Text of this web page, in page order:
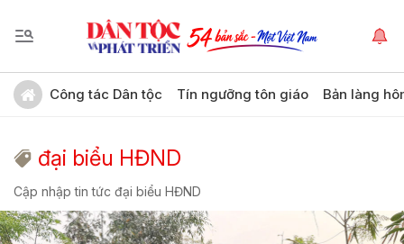
Công tác Dân tộc Tín ngưỡng tôn giáo Bản làng
đại biểu HĐND
Cập nhập tin tức đại biểu HĐND